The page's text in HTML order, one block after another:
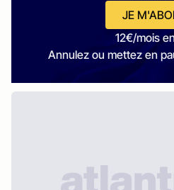
JE
12€/mois
Annulez ou mettez en